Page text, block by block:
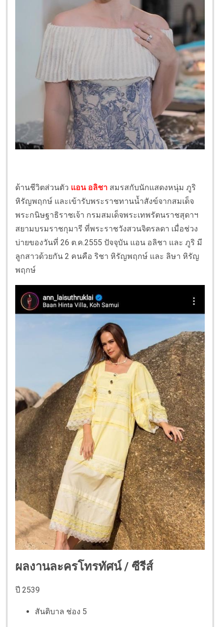
ด้านชีวิตส่วนตัว แอน อลิชา สมรสกับนักแสดงหนุ่ม ภูริ
หิรัญพฤกษ์ และเข้ารับพระราชทานน้ำสังข์จากสมเด็จ
พระกนิษฐาธิราชเจ้า กรมสมเด็จพระเทพรัตนราชสุดาฯ
สยามบรมราชกุมารี ที่พระราชวังสวนจิตรลดา เมื่อช่วง
บ่ายของวันที่ 26 ต.ค.2555 ปัจจุบัน แอน อลิชา และ ภูริ มี
ลูกสาวด้วยกัน 2 คนคือ ริชา หิรัญพฤกษ์ และ ลิษา หิรัญ
พฤกษ์
ผลงานละครโทรทัศน์ / ซีรีส์
ปี 2539
สันติบาล ช่อง 5